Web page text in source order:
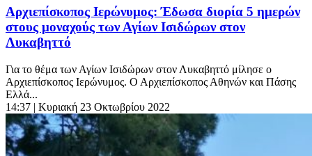
Αρχιεπίσκοπος Ιερώνυμος: Έδωσα διορία 5 ημερών
στους μοναχούς των Αγίων Ισιδώρων στον
Λυκαβηττό
Για το θέμα των Αγίων Ισιδώρων στον Λυκαβηττό μίλησε ο
Αρχιεπίσκοπος Ιερώνυμος. Ο Αρχιεπίσκοπος Αθηνών και Πάσης
Ελλά...
14:37 | Κυριακή 23 Οκτωβρίου 2022